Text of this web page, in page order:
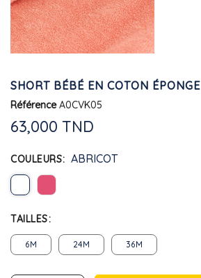
SHORT BÉBÉ EN COTON ÉPONGE
Référence A0CVK05
63,000 TND
COULEURS ABRICOT
TAILLES
6M 24M 36M